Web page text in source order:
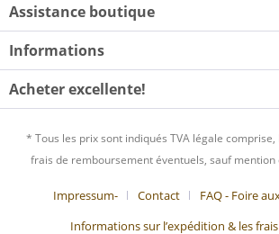
Assistance boutique
Informations
Acheter excellente!
* Tous les prix sont indiqués TVA légale comprise,
frais de remboursement éventuels, sauf
Impressum- Contact
FAQ - Foire
Informations sur l’expédition & les